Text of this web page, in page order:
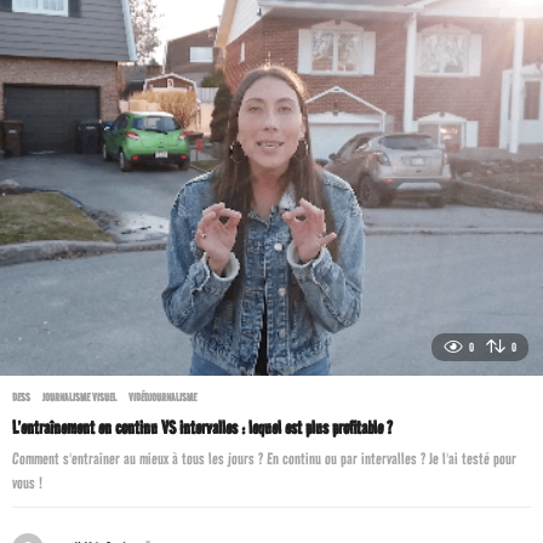
0 0
DESS ,JOURNALISME VISUEL ,VIDÉOJOURNALISME
L’entraînement en continu VS intervalles : lequel est plus profitable ?
Comment s'entraîner au mieux à tous les jours ? En continu ou par intervalles ? Je l'ai testé pour
vous !